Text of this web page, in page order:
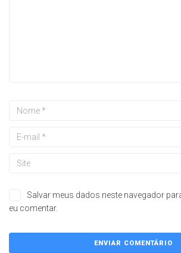
Salvar meus dados neste navegador
eu comentar.